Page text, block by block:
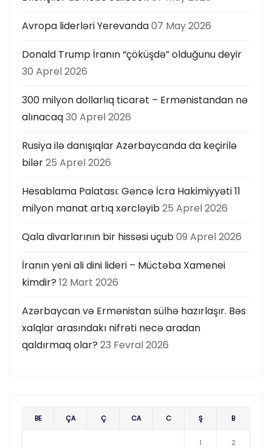
Avropa liderləri Yerevanda07 May 2026
Donald Trump İranın “çöküşdə” olduğunu deyir
30 Aprel 2026
300 milyon dollarlıq ticarət – Ermənistandan nə
alınacaq30 Aprel 2026
Rusiya ilə danışıqlar Azərbaycanda da keçirilə
bilər25 Aprel 2026
Hesablama Palatası: Gəncə İcra Hakimiyyəti 11
milyon manat artıq xərcləyib25 Aprel 2026
Qala divarlarının bir hissəsi uçub09 Aprel 2026
İranın yeni ali dini lideri – Müctəba Xamenei
kimdir? 12 Mart 2026
Azərbaycan və Ermənistan sülhə hazırlaşır. Bəs
xalqlar arasındakı nifrəti necə aradan
qaldırmaq olar? 23 Fevral 2026
BE ÇA Ç CA C Ş B
1 2